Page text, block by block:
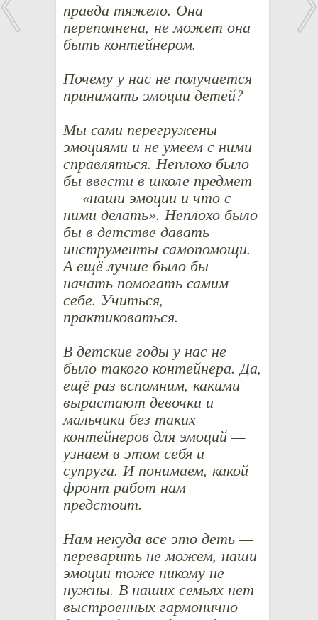
правда тяжело. Она
переполнена, не может она
быть контейнером.
Почему у нас не получается
принимать эмоции детей?
Мы сами перегружены
эмоциями и не умеем с ними
справляться. Неплохо было
бы ввести в школе предмет
— «наши эмоции и что с
ними делать». Неплохо было
бы в детстве давать
инструменты самопомощи.
А ещё лучше было бы
начать помогать самим
себе. Учиться,
практиковаться.
В детские годы у нас не
было такого контейнера. Да,
ещё раз вспомним, какими
вырастают девочки и
мальчики без таких
контейнеров для эмоций —
узнаем в этом себя и
супруга. И понимаем, какой
фронт работ нам
предстоит.
Нам некуда все это деть —
переварить не можем, наши
эмоции тоже никому не
нужны. В наших семьях нет
выстроенных гармонично